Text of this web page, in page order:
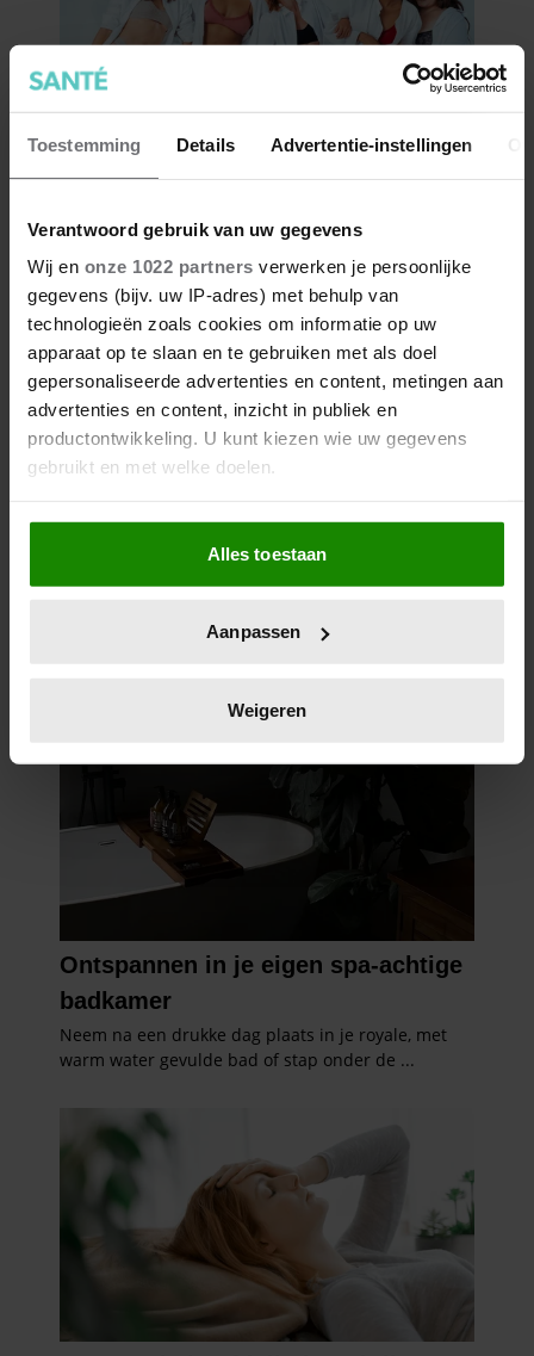
Toestemming Details Advertentie-instellingen
Verantwoord gebruik van uw gegevens
Wij en onze 1022 partners verwerken je persoonlijke
gegevens (bijv. uw IP-adres) met behulp van
technologieën zoals cookies om informatie op uw
apparaat op te slaan en te gebruiken met als doel
gepersonaliseerde advertenties en content, metingen aan
advertenties en content, inzicht in publiek en
productontwikkeling. U kunt kiezen wie uw gegevens
gebruikt en met welke doelen.
Als u het toestaat, willen we ook graag:
Informatie verzamelen over uw geografische
locatie, die tot een paar meter nauwkeurig kan zijn
scannen op specifieke eigenschappen (fingerprinting)
verwerkt en stel uw voorkeuren in het
intrekken in de Cookieverklaring.
We gebruiken cookies om content en advertenties te
personaliseren, om functies voor social media te bieden
en om ons websiteverkeer te analyseren. Ook delen we
informatie over uw gebruik van onze site met onze
partners kunnen deze gegevens combineren met andere
informatie die u aan ze heeft verstrekt of die ze hebben
gaat akkoord met onze cookies als u onze website blijft
Alles toestaan
Aanpassen
Weigeren